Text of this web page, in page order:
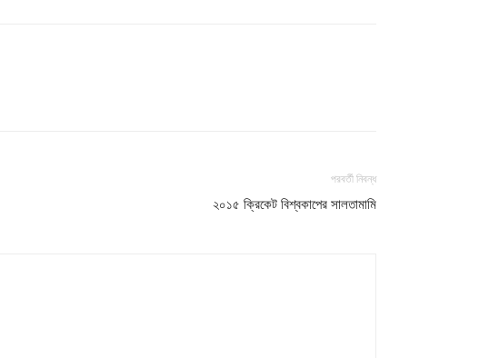
পরবর্তী নিবন্ধ
২০১৫ ক্রিকেট বিশ্বকাপের সালতামামি